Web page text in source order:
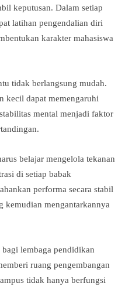
keputusan. Dalam setiap
latihan pengendalian diri
karakter mahasiswa
tidak berlangsung mudah.
kecil dapat memengaruhi
mental menjadi faktor
belajar mengelola tekanan
di setiap babak
performa secara stabil
kemudian mengantarkannya
lembaga pendidikan
ruang pengembangan
tidak hanya berfungsi